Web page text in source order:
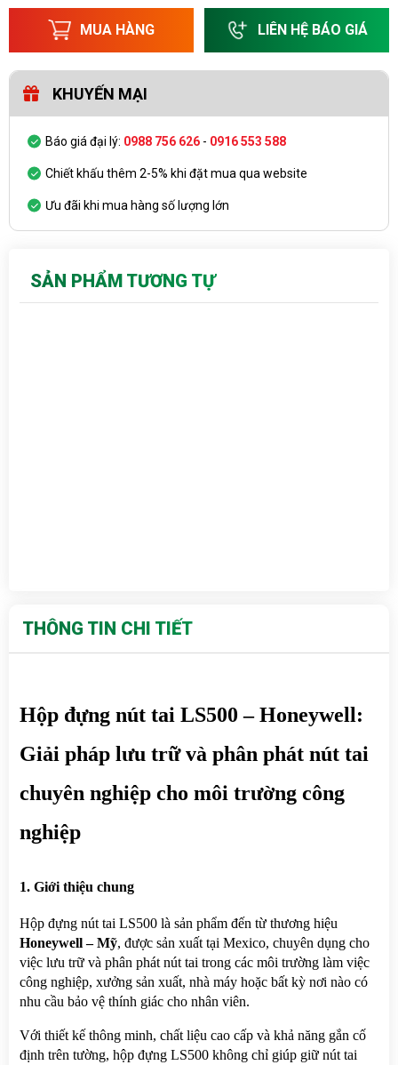
MUA HÀNG LIÊN HỆ BÁO GIÁ
KHUYẾN MẠI
Báo giá đại lý: 0988 756 626 - 0916 553 588
Chiết khấu thêm 2-5% khi đặt mua qua website
Ưu đãi khi mua hàng số lượng lớn
SẢN PHẨM TƯƠNG TỰ
THÔNG TIN CHI TIẾT
Hộp đựng nút tai LS500 – Honeywell:
Giải pháp lưu trữ và phân phát nút tai
chuyên nghiệp cho môi trường công
nghiệp
1. Giới thiệu chung
Honeywell – Mỹ, được sản xuất tại Mexico, chuyên dụng cho
việc lưu trữ và phân phát nút tai trong các môi trường làm việc
công nghiệp, xưởng sản xuất, nhà máy hoặc bất kỳ nơi nào có
nhu cầu bảo vệ thính giác cho nhân viên.
Với thiết kế thông minh, chất liệu cao cấp và khả năng gắn cố
định trên tường, hộp đựng LS500 không chỉ giúp giữ nút tai